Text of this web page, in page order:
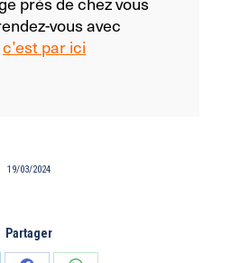
vous avec
c’est par ici
19/03/2024
Partager